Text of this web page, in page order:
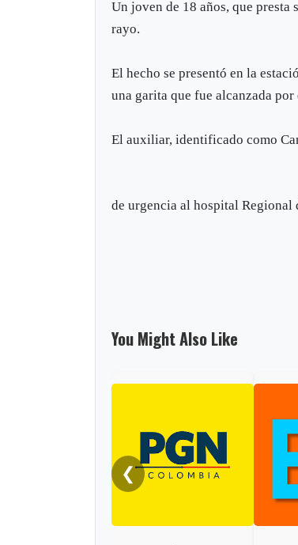
Un joven de 18 años, que
rayo.
El hecho se presentó en la
una garita que fue alcanzada
El auxiliar, identificado como
de urgencia al hospital Regional
You Might Also Like
❮